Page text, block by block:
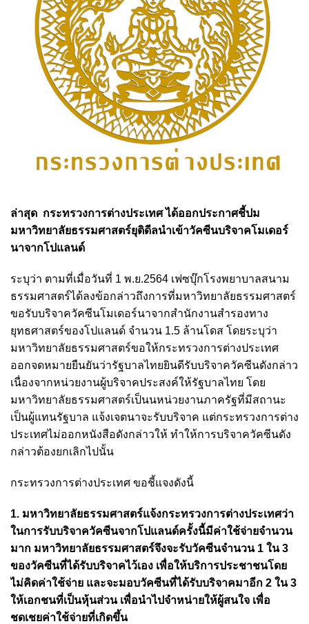
ล่าสุด กระทรวงการต่างประเทศ ได้ออกประกาศชี้ปม
มหาวิทยาลัยธรรมศาสตร์ยุติดีลนำเข้าวัคซีนบริจาคโมเดอร์
นาจากโปแลนด์
ระบุว่า ตามที่เมื่อวันที่ 1 พ.ย.2564 เฟซบุ๊กโรงพยาบาลสนาม
ธรรมศาสตร์ได้ลงข้อกล่าวถึงการที่มหาวิทยาลัยธรรมศาสตร์
ขอรับบริจาควัคซีนโมเดอร์นาจากสำนักงานสำรองทาง
ยุทธศาสตร์ของโปแลนด์ จำนวน 1.5 ล้านโดส โดยระบุว่า
มหาวิทยาลัยธรรมศาสตร์ขอให้กระทรวงการต่างประเทศ
ออกจดหมายยืนยันว่ารัฐบาลไทยยินดีรับบริจาควัคซีนดังกล่าว
เนื่องจากหน่วยงานผู้บริจาคประสงค์ให้รัฐบาลไทย โดย
มหาวิทยาลัยธรรมศาสตร์เป็นนหน่วยงานภาครัฐที่มีสถานะ
เป็นผู้แทนรัฐบาล แจ้งเจตนาจะรับบริจาค แต่กระทรวงการต่าง
ประเทศไม่ออกหนังสือดังกล่าวให้ ทำให้การบริจาควัคซีนดัง
กล่าวต้องยกเลิกไปนั้น
กระทรวงการต่างประเทศ ขอชี้แจงดังนี้
1. มหาวิทยาลัยธรรมศาสตร์แจ้งกระทรวงการต่างประเทศว่า
ในการรับบริจาควัคซีนจากโปแลนด์ครั้งนี้มีค่าใช้จ่ายจำนวน
มาก มหาวิทยาลัยธรรมศาสตร์จึงจะรับวัคซีนจำนวน 1 ใน 3
ของวัคซีนที่ได้รับบริจาคไว้เอง เพื่อให้บริการประชาชนโดย
ไม่คิดค่าใช้จ่าย และจะมอบวัคซีนที่ได้รับบริจาคมาอีก 2 ใน 3
ให้เอกชนที่เป็นหุ้นส่วน เพื่อนำไปจำหน่ายให้ผู้สนใจ เพื่อ
ชดเชยค่าใช้จ่ายที่เกิดขึ้น